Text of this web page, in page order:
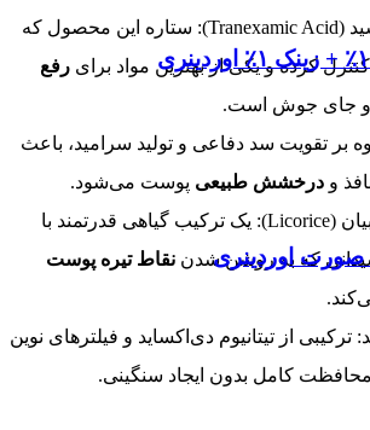
ترانکسامیک اسید (Tranexamic Acid): ستاره این محصول که
کنترل کرده و یکی از بهترین مواد برای رفع
و جای جوش است.
بر تقویت سد دفاعی و تولید سرامید، باعث
و درخشش طبیعی پوست می‌شود.
عصاره شیرین‌بیان (Licorice): یک ترکیب گیاهی قدرتمند با
که به روشن شدن نقاط تیره پوست
ترکیبی از تیتانیوم دی‌اکساید و فیلترهای نوین
کامل بدون ایجاد سنگینی.
صورت اوردینری